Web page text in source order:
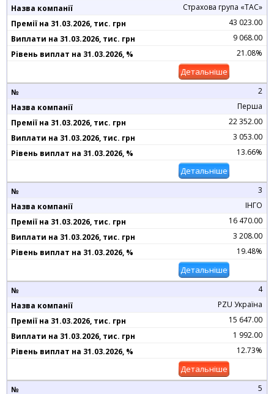
Страхова група «ТАС»
43 023.00
9 068.00
21.08%
Детальніше
2
Перша
22 352.00
3 053.00
13.66%
Детальніше
3
ІНГО
16 470.00
3 208.00
19.48%
Детальніше
4
PZU Україна
15 647.00
1 992.00
12.73%
Детальніше
5